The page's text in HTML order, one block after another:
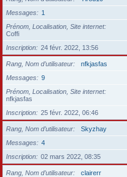
Messages
1
Prénom, Localisation, Site internet
Coffi
Inscription
24 févr. 2022, 13:56
Rang, Nom d’utilisateur
nfkjasfas
Messages
9
Prénom, Localisation, Site internet
nfkjasfas
Inscription
25 févr. 2022, 06:46
Rang, Nom d’utilisateur
Skyzhay
Messages
4
Inscription
02 mars 2022, 08:35
Rang, Nom d’utilisateur
clairerr